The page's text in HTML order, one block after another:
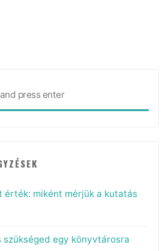
érték: miként mérjük a kutatás
szükséged egy könyvtárosra